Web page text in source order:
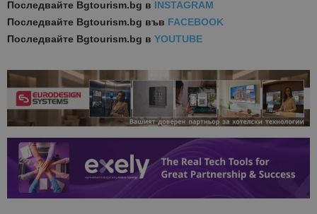
Последвайте Bgtourism.bg в INSTAGRAM
Последвайте Bgtourism.bg във FACEBOOK
Последвайте Bgtourism.bg в YOUTUBE